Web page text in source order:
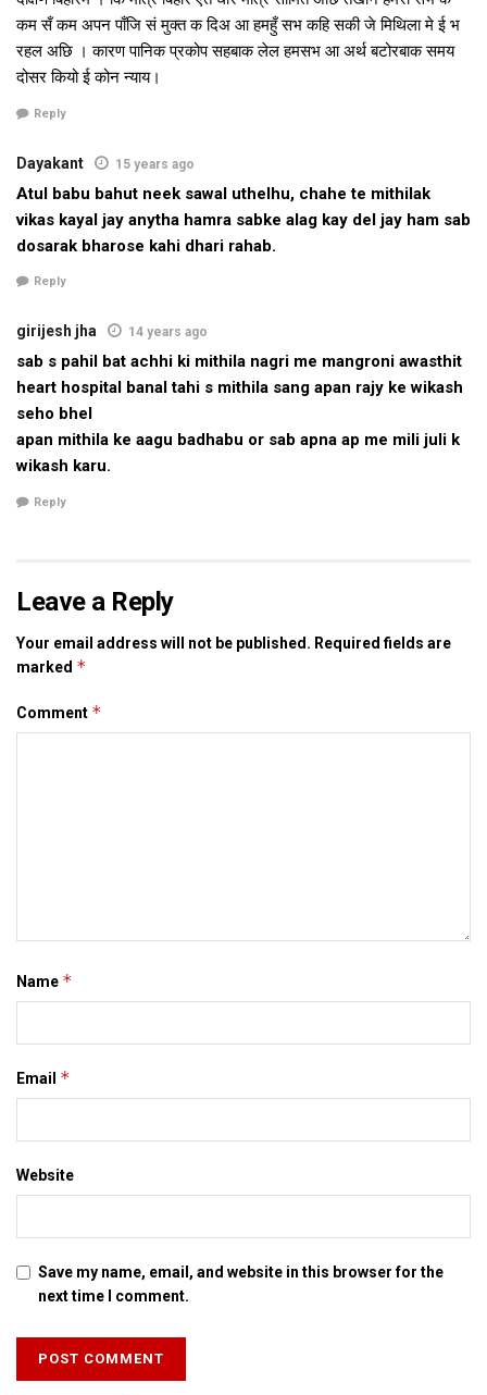
एहि ठाम ऊंट क सवारी, स्पीड बोर्ड राइड, जेटस्की राइड, प्ले एक्टिविटी, एयर
माडलिंग शो आदि क व्यवस्था अछि। एयर माडलिंग शनि आ रविदिन उपलब्ध
रहत। ऊंट क सवारी फिलहाल चालू नहि भेल अछि। एहि स्‍थल पर एबा लेल
100 टका खर्च पर दियारा पहुंचए पडत। एहि ठाम एबा लेल गांधीघाट आ
किराया पर अहां कए दियारा पहुंचा देत आ वापस सेहो आनत। फ्लोटिंग रेस्तरां
गांधीघाट स दिन मे 12 बजे खुलैत अछि। इ हर डेढ़ घंटा पर उपलब्ध रहैत
अछि।
Tags: Bihar ganga goa
कम सँ कम अपन पाँजि सं मुक्त क दिअ आ हमहुँ सभ कहि सकी जे मिथिला मे ई भ
रहल अछि । कारण पानिक प्रकोप सहबाक लेल हमसभ आ अर्थ बटोरबाक समय
दोसर कियो ई कोन न्याय।
Reply
Dayakant 15 years ago
Atul babu bahut neek sawal uthelhu, chahe te mithilak
vikas kayal jay anytha hamra sabke alag kay del jay ham sab
dosarak bharose kahi dhari rahab.
Reply
girijesh jha 14 years ago
sab s pahil bat achhi ki mithila nagri me mangroni awasthit
heart hospital banal tahi s mithila sang apan rajy ke wikash
seho bhel
apan mithila ke aagu badhabu or sab apna ap me mili juli k
wikash karu.
Reply
Leave a Reply
Your email address will not be published. Required fields are
marked *
Comment *
Name *
Email *
Website
Save my name, email, and website in this browser for the
next time I comment.